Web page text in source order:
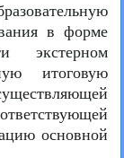
в форме
экстерном
итоговую
основной